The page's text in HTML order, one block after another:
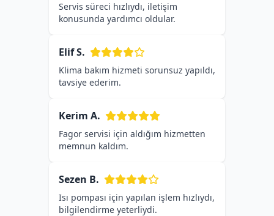
Servis süreci hızlıydı, iletişim
konusunda yardımcı oldular.
Elif S.
Klima bakım hizmeti sorunsuz yapıldı,
tavsiye ederim.
Kerim A.
Fagor servisi için aldığım hizmetten
memnun kaldım.
Sezen B.
Isı pompası için yapılan işlem hızlıydı,
bilgilendirme yeterliydi.